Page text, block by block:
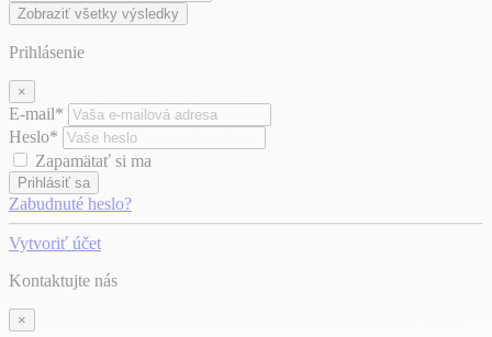
Zobraziť všetky výsledky
Prihlásenie
×
E-mail*
Heslo*
Zapamätať si ma
Prihlásiť sa
Zabudnuté heslo?
Vytvoriť účet
Kontaktujte nás
×